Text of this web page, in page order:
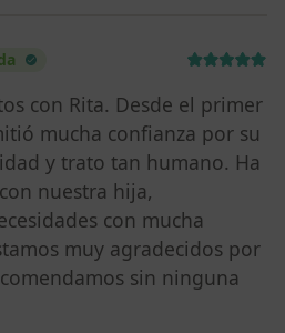
con Rita. Desde el primer
mucha confianza por su
y trato tan humano. Ha
nuestra hija,
con mucha
muy agradecidos por
sin ninguna